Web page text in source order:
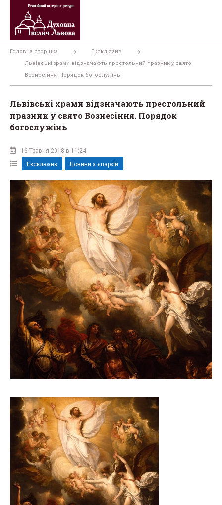
Перейти
вмісту
Головна сторінка
Ексклюзив
Львівські храми відзначають престольний празник у свято
Вознесіння. Порядок богослужінь
Львівські храми відзначають престольний
празник у свято Вознесіння. Порядок
богослужінь
16 Травня 2018 в 11:24
Ексклюзив
Новини з єпархій